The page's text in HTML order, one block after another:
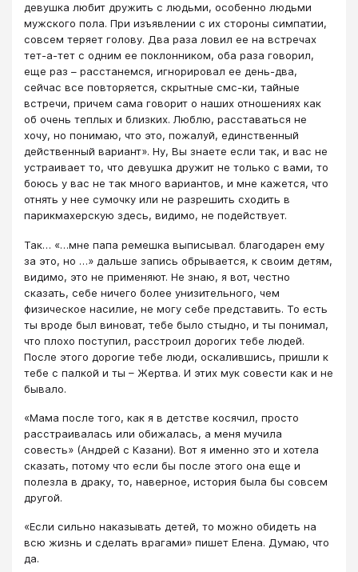
девушка любит дружить с людьми, особенно людьми
мужского пола. При изъявлении с их стороны симпатии,
совсем теряет голову. Два раза ловил ее на встречах
тет-а-тет с одним ее поклонником, оба раза говорил,
еще раз – расстанемся, игнорировал ее день-два,
сейчас все повторяется, скрытные смс-ки, тайные
встречи, причем сама говорит о наших отношениях как
об очень теплых и близких. Люблю, расставаться не
хочу, но понимаю, что это, пожалуй, единственный
действенный вариант». Ну, Вы знаете если так, и вас не
устраивает то, что девушка дружит не только с вами, то
боюсь у вас не так много вариантов, и мне кажется, что
отнять у нее сумочку или не разрешить сходить в
парикмахерскую здесь, видимо, не подействует.
Так… «…мне папа ремешка выписывал. благодарен ему
за это, но …» дальше запись обрывается, к своим детям,
видимо, это не применяют. Не знаю, я вот, честно
сказать, себе ничего более унизительного, чем
физическое насилие, не могу себе представить. То есть
ты вроде был виноват, тебе было стыдно, и ты понимал,
что плохо поступил, расстроил дорогих тебе людей.
После этого дорогие тебе люди, оскалившись, пришли к
тебе с палкой и ты – Жертва. И этих мук совести как и не
бывало.
«Мама после того, как я в детстве косячил, просто
расстраивалась или обижалась, а меня мучила
совесть» (Андрей с Казани). Вот я именно это и хотела
сказать, потому что если бы после этого она еще и
полезла в драку, то, наверное, история была бы совсем
другой.
«Если сильно наказывать детей, то можно обидеть на
всю жизнь и сделать врагами» пишет Елена. Думаю, что
да.